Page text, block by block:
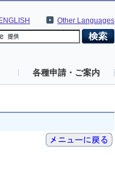
Other Languages
ENGLISH
各種申請・ご案内